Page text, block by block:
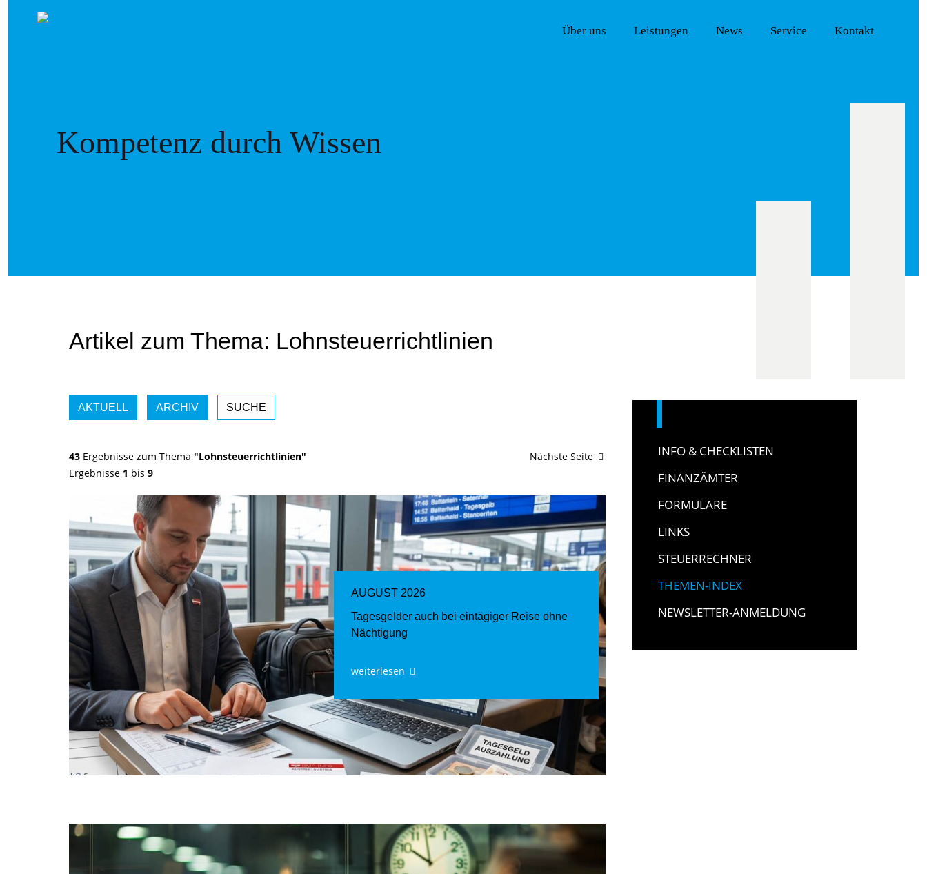
Über uns Leistungen News Service Kontakt
Kompetenz durch Wissen
Artikel zum Thema: Lohnsteuerrichtlinien
AKTUELL ARCHIV SUCHE
43Ergebnisse zum Thema "Lohnsteuerrichtlinien"
Ergebnisse 1 bis 9
Nächste Seite
AUGUST 2026
Tagesgelder auch bei eintägiger Reise ohne
Nächtigung
weiterlesen
INFO & CHECKLISTEN
FINANZÄMTER
FORMULARE
LINKS
STEUERRECHNER
THEMEN-INDEX
NEWSLETTER-ANMELDUNG